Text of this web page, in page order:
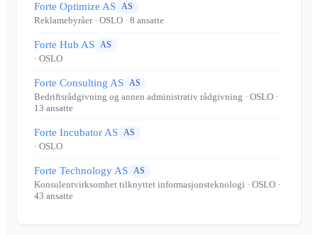
Forte Optimize AS AS
Reklamebyråer· OSLO · 8 ansatte
Forte Hub AS AS
· OSLO
Forte Consulting AS AS
Bedriftsrådgivning og annen administrativ rådgivning · OSLO ·
13 ansatte
Forte Incubator AS AS
· OSLO
Forte Technology AS AS
Konsulentvirksomhet tilknyttet informasjonsteknologi · OSLO ·
43 ansatte